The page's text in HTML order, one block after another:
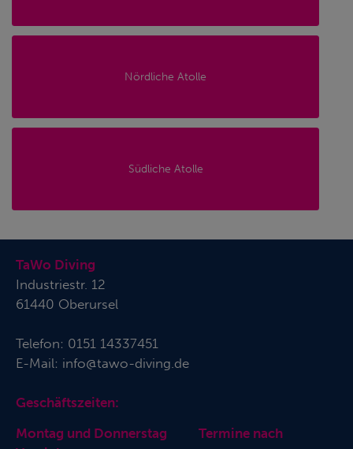
Nördliche Atolle
Südliche Atolle
TaWo Diving
Industriestr. 12
61440 Oberursel
Telefon: 0151 14337451
E-Mail: info@tawo-diving.de
Geschäftszeiten:
Montag und Donnerstag Termine nach